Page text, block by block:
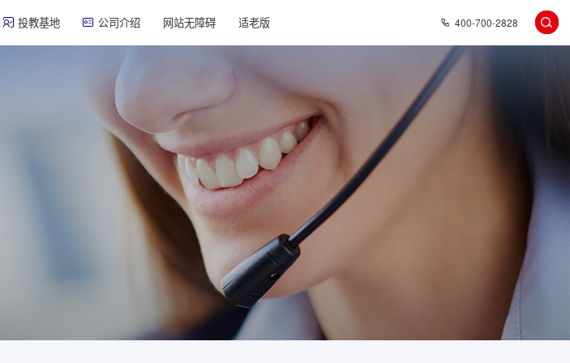
投教基地 公司介绍 网站无障碍 适老版 400-700-2828